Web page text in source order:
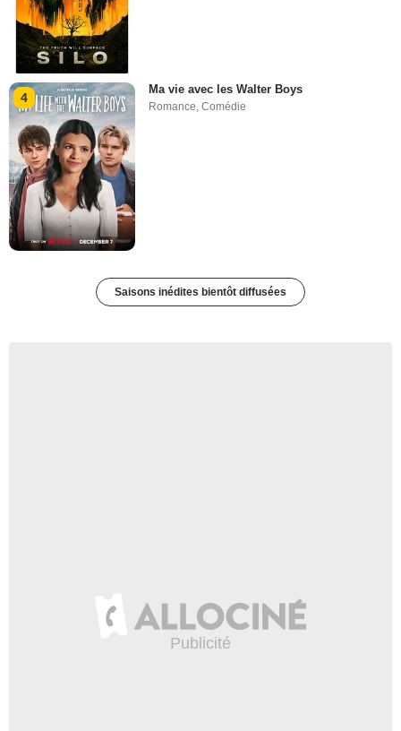
4
Ma vie avec les Walter Boys
Romance,Comédie
Saisons inédites bientôt diffusées